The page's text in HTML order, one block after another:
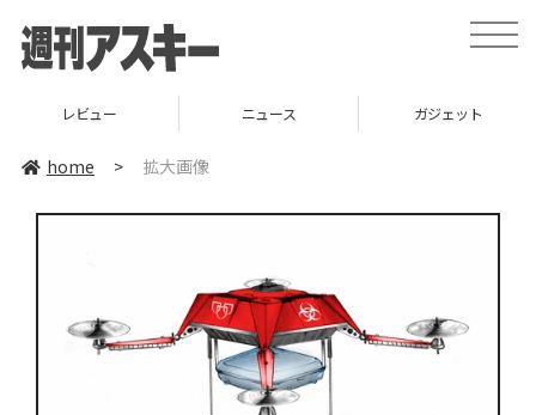
toggle
レビュー ニュース ガジェット
home > 拡大画像